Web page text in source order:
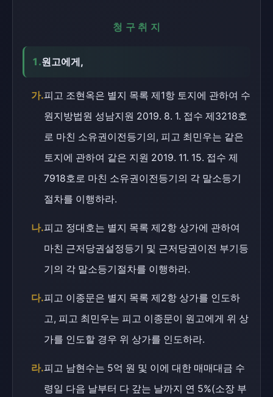
청구취지
1.원고에게,
가.피고 조현옥은 별지 목록 제1항 토지에 관하여 수
원지방법원 성남지원 2019. 8. 1. 접수 제3218호
로 마친 소유권이전등기의, 피고 최민우는 같은
토지에 관하여 같은 지원 2019. 11. 15. 접수 제
7918호로 마친 소유권이전등기의 각 말소등기
절차를 이행하라.
나.피고 정대호는 별지 목록 제2항 상가에 관하여
마친 근저당권설정등기 및 근저당권이전 부기등
기의 각 말소등기절차를 이행하라.
다.피고 이종문은 별지 목록 제2항 상가를 인도하
고, 피고 최민우는 피고 이종문이 원고에게 위 상
가를 인도할 경우 위 상가를 인도하라.
라.피고 남현수는 5억 원 및 이에 대한 매매대금 수
령일 다음 날부터 다 갚는 날까지 연 5%(소장 부